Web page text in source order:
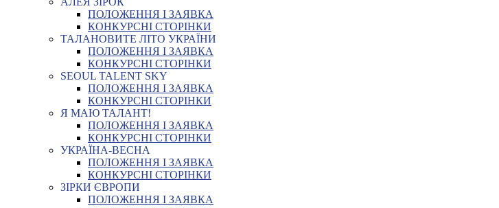
ПОЛОЖЕННЯ І ЗАЯВКА
КОНКУРСНІ СТОРІНКИ
ТАЛАНОВИТЕ ЛІТО УКРАЇНИ
ПОЛОЖЕННЯ І ЗАЯВКА
КОНКУРСНІ СТОРІНКИ
SEOUL TALENT SKY
ПОЛОЖЕННЯ І ЗАЯВКА
КОНКУРСНІ СТОРІНКИ
Я МАЮ ТАЛАНТ!
ПОЛОЖЕННЯ І ЗАЯВКА
КОНКУРСНІ СТОРІНКИ
УКРАЇНА-ВЕСНА
ПОЛОЖЕННЯ І ЗАЯВКА
КОНКУРСНІ СТОРІНКИ
ЗІРКИ ЄВРОПИ
ПОЛОЖЕННЯ І ЗАЯВКА